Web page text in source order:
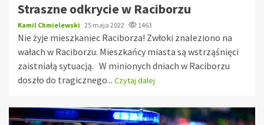
Straszne odkrycie w Raciborzu
Kamil Chmielewski 25 maja 2022 1463
Nie żyje mieszkaniec Raciborza! Zwłoki znaleziono na
wałach w Raciborzu. Mieszkańcy miasta są wstrząśnięci
zaistniałą sytuacją. W minionych dniach w Raciborzu
doszło do tragicznego... Czytaj dalej